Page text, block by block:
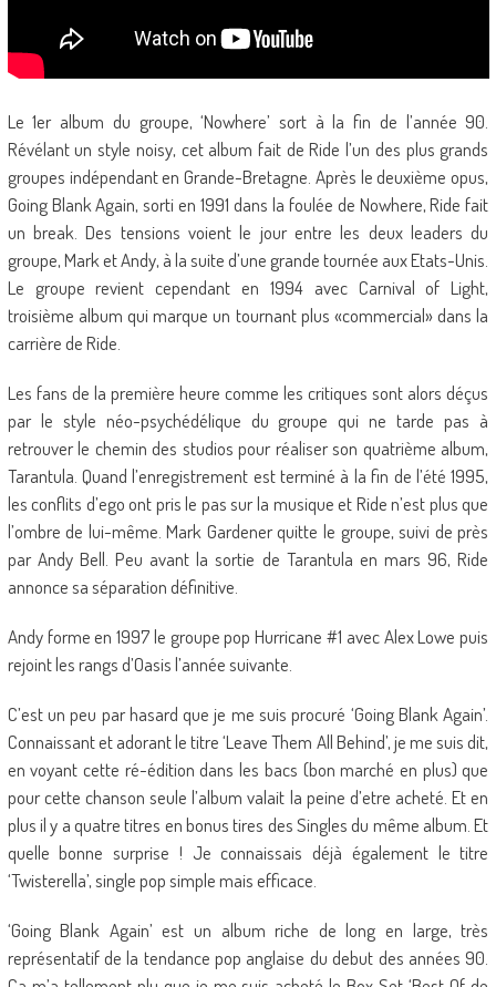
Le 1er album du groupe, ‘Nowhere’ sort à la fin de l’année 90.
Révélant un style noisy, cet album fait de Ride l’un des plus grands
groupes indépendant en Grande-Bretagne. Après le deuxième opus,
Going Blank Again, sorti en 1991 dans la foulée de Nowhere, Ride fait
un break. Des tensions voient le jour entre les deux leaders du
groupe, Mark et Andy, à la suite d’une grande tournée aux Etats-Unis.
Le groupe revient cependant en 1994 avec Carnival of Light,
troisième album qui marque un tournant plus «commercial» dans la
carrière de Ride.
Les fans de la première heure comme les critiques sont alors déçus
par le style néo-psychédélique du groupe qui ne tarde pas à
retrouver le chemin des studios pour réaliser son quatrième album,
Tarantula. Quand l’enregistrement est terminé à la fin de l’été 1995,
les conflits d’ego ont pris le pas sur la musique et Ride n’est plus que
l’ombre de lui-même. Mark Gardener quitte le groupe, suivi de près
par Andy Bell. Peu avant la sortie de Tarantula en mars 96, Ride
annonce sa séparation définitive.
Andy forme en 1997 le groupe pop Hurricane #1 avec Alex Lowe puis
rejoint les rangs d’Oasis l’année suivante.
C’est un peu par hasard que je me suis procuré ‘Going Blank Again’.
Connaissant et adorant le titre ‘Leave Them All Behind’, je me suis dit,
en voyant cette ré-édition dans les bacs (bon marché en plus) que
pour cette chanson seule l’album valait la peine d’etre acheté. Et en
plus il y a quatre titres en bonus tires des Singles du même album. Et
quelle bonne surprise ! Je connaissais déjà également le titre
‘Twisterella’, single pop simple mais efficace.
‘Going Blank Again’ est un album riche de long en large, très
représentatif de la tendance pop anglaise du debut des années 90.